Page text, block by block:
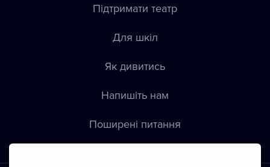
Підтримати театр
Для шкіл
Як дивитись
Напишіть нам
Пoширені питання